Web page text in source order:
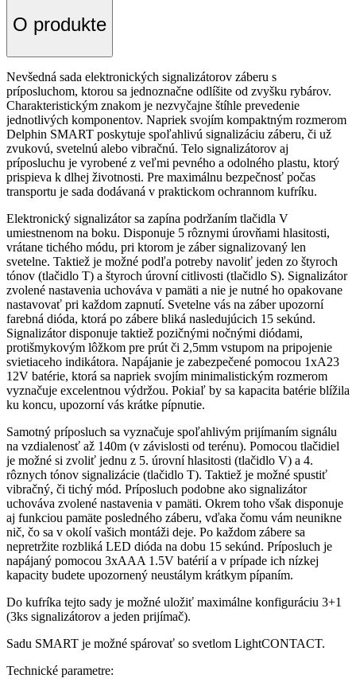
O produkte
Nevšedná sada elektronických signalizátorov záberu s
príposluchom, ktorou sa jednoznačne odlíšite od zvyšku rybárov.
Charakteristickým znakom je nezvyčajne štíhle prevedenie
jednotlivých komponentov. Napriek svojím kompaktným rozmerom
Delphin SMART poskytuje spoľahlivú signalizáciu záberu, či už
zvukovú, svetelnú alebo vibračnú. Telo signalizátorov aj
príposluchu je vyrobené z veľmi pevného a odolného plastu, ktorý
prispieva k dlhej životnosti. Pre maximálnu bezpečnosť počas
transportu je sada dodávaná v praktickom ochrannom kufríku.
Elektronický signalizátor sa zapína podržaním tlačidla V
umiestnenom na boku. Disponuje 5 rôznymi úrovňami hlasitosti,
vrátane tichého módu, pri ktorom je záber signalizovaný len
svetelne. Taktiež je možné podľa potreby navoliť jeden zo štyroch
tónov (tlačidlo T) a štyroch úrovní citlivosti (tlačidlo S). Signalizátor
zvolené nastavenia uchováva v pamäti a nie je nutné ho opakovane
nastavovať pri každom zapnutí. Svetelne vás na záber upozorní
farebná dióda, ktorá po zábere bliká nasledujúcich 15 sekúnd.
Signalizátor disponuje taktiež pozičnými nočnými diódami,
protišmykovým lôžkom pre prút či 2,5mm vstupom na pripojenie
svietiaceho indikátora. Napájanie je zabezpečené pomocou 1xA23
12V batérie, ktorá sa napriek svojím minimalistickým rozmerom
vyznačuje excelentnou výdržou. Pokiaľ by sa kapacita batérie blížila
ku koncu, upozorní vás krátke pípnutie.
Samotný príposluch sa vyznačuje spoľahlivým prijímaním signálu
na vzdialenosť až 140m (v závislosti od terénu). Pomocou tlačidiel
je možné si zvoliť jednu z 5. úrovní hlasitosti (tlačidlo V) a 4.
rôznych tónov signalizácie (tlačidlo T). Taktiež je možné spustiť
vibračný, či tichý mód. Príposluch podobne ako signalizátor
uchováva zvolené nastavenia v pamäti. Okrem toho však disponuje
aj funkciou pamäte posledného záberu, vďaka čomu vám neunikne
nič, čo sa v okolí vašich montáži deje. Po každom zábere sa
nepretržite rozbliká LED dióda na dobu 15 sekúnd. Príposluch je
napájaný pomocou 3xAAA 1.5V batérií a v prípade ich nízkej
kapacity budete upozornený neustálym krátkym pípaním.
Do kufríka tejto sady je možné uložiť maximálne konfiguráciu 3+1
(3ks signalizátorov a jeden prijímač).
Sadu SMART je možné spárovať so svetlom LightCONTACT.
Technické parametre: